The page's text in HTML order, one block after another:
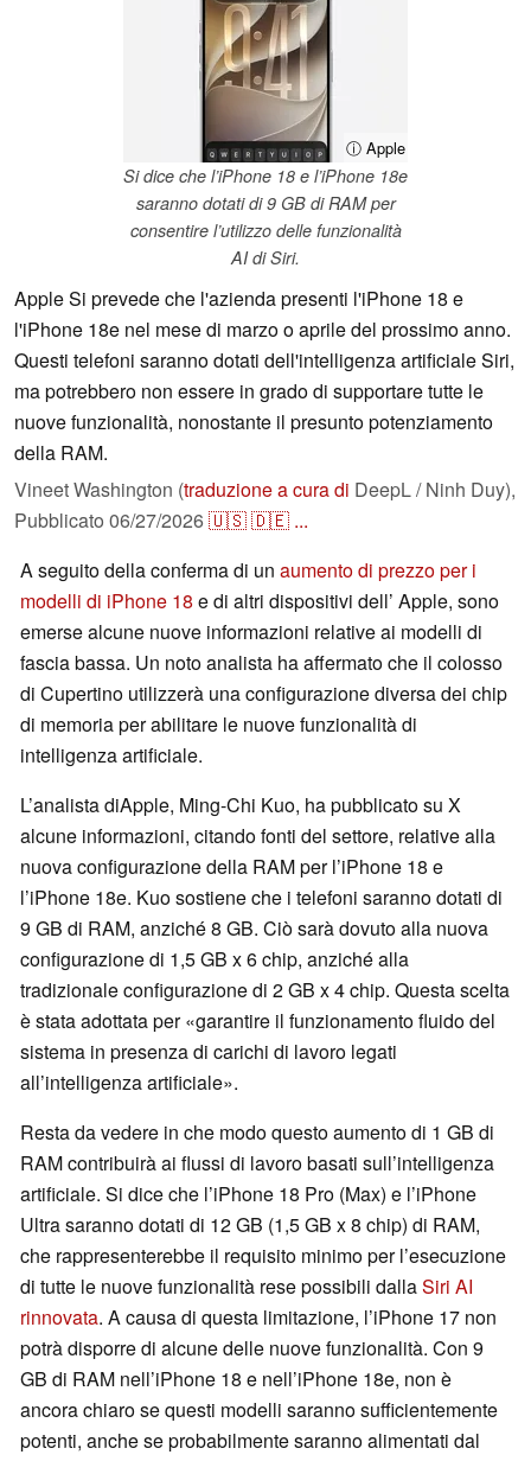
ⓘ Apple
Si dice che l’iPhone 18 e l’iPhone 18e
saranno dotati di 9 GB di RAM per
consentire l’utilizzo delle funzionalità
AI di Siri.
Apple Si prevede che l'azienda presenti l'iPhone 18 e
l'iPhone 18e nel mese di marzo o aprile del prossimo anno.
Questi telefoni saranno dotati dell'intelligenza artificiale Siri,
ma potrebbero non essere in grado di supportare tutte le
nuove funzionalità, nonostante il presunto potenziamento
della RAM.
Vineet Washington (traduzione a cura di DeepL / Ninh Duy),
Pubblicato 06/27/2026🇺🇸🇩🇪 ...
A seguito della conferma di un aumento di prezzo per i
modelli di iPhone 18 e di altri dispositivi dell’ Apple, sono
emerse alcune nuove informazioni relative ai modelli di
fascia bassa. Un noto analista ha affermato che il colosso
di Cupertino utilizzerà una configurazione diversa dei chip
di memoria per abilitare le nuove funzionalità di
intelligenza artificiale.
L’analista diApple, Ming-Chi Kuo, ha pubblicato su X
alcune informazioni, citando fonti del settore, relative alla
nuova configurazione della RAM per l’iPhone 18 e
l’iPhone 18e. Kuo sostiene che i telefoni saranno dotati di
9 GB di RAM, anziché 8 GB. Ciò sarà dovuto alla nuova
configurazione di 1,5 GB x 6 chip, anziché alla
tradizionale configurazione di 2 GB x 4 chip. Questa scelta
è stata adottata per «garantire il funzionamento fluido del
sistema in presenza di carichi di lavoro legati
all’intelligenza artificiale».
Resta da vedere in che modo questo aumento di 1 GB di
RAM contribuirà ai flussi di lavoro basati sull’intelligenza
artificiale. Si dice che l’iPhone 18 Pro (Max) e l’iPhone
Ultra saranno dotati di 12 GB (1,5 GB x 8 chip) di RAM,
che rappresenterebbe il requisito minimo per l’esecuzione
di tutte le nuove funzionalità rese possibili dallaSiri AI
rinnovata. A causa di questa limitazione, l’iPhone 17 non
potrà disporre di alcune delle nuove funzionalità. Con 9
GB di RAM nell’iPhone 18 e nell’iPhone 18e, non è
ancora chiaro se questi modelli saranno sufficientemente
potenti, anche se probabilmente saranno alimentati dal